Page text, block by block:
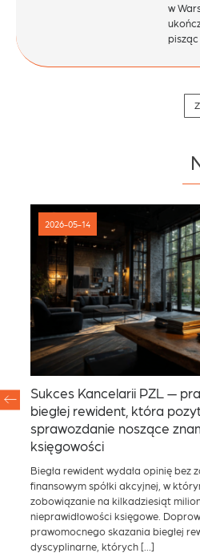
w
2026-05-14
Sukces Kancelarii PZL —
biegłej rewident, która
sprawozdanie noszące
księgowości
Biegła rewident wydała opinię bez
finansowym spółki akcyjnej, w
zobowiązanie na kilkadziesiąt
nieprawidłowości księgowe.
prawomocnego skazania biegłej
dyscyplinarne, których […]